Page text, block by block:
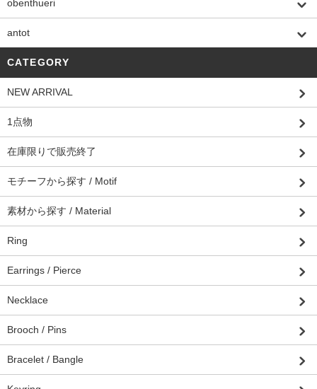
obenthueri
antot
CATEGORY
NEW ARRIVAL
1点物
在庫限りで販売終了
モチーフから探す / Motif
素材から探す / Material
Ring
Earrings / Pierce
Necklace
Brooch / Pins
Bracelet / Bangle